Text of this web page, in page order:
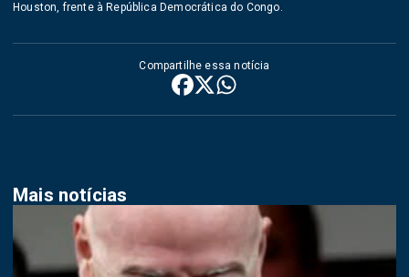
Houston, frente à República Democrática do Congo.
Compartilhe essa notícia
Mais notícias